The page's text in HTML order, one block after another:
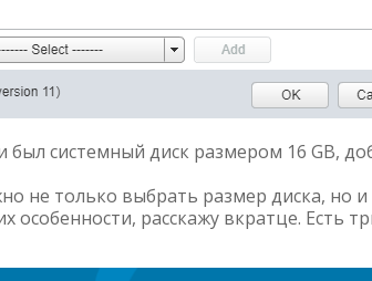
был системный диск размером 16 GB,
не только выбрать размер диска, но
особенности, расскажу вкратце. Есть